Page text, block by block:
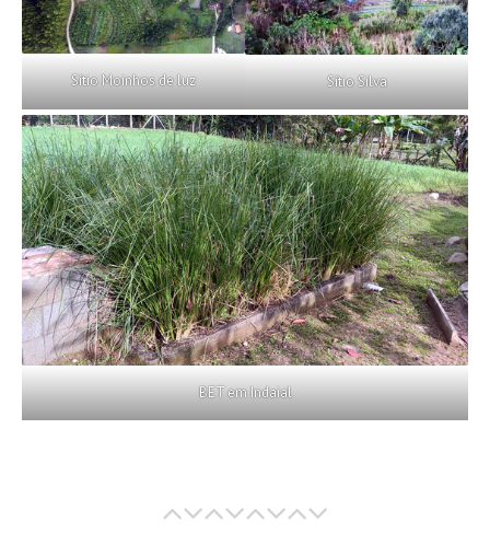
Sítio Moinhos de luz Sítio Silva
BET em Indaial